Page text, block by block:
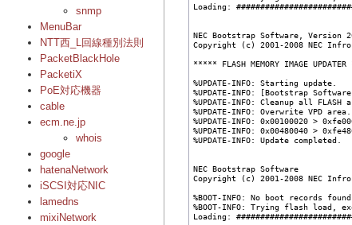
snmp
MenuBar
NTT西_L回線種別法則
PacketBlackHole
PacketiX
PoE対応機器
cable
ecm.ne.jp
whois
google
hatenaNetwork
iSCSI対応NIC
lamedns
mixiNetwork
Loading:
NEC Bootstrap Software, Version
Copyright (c) 2001-2008 NEC
***** FLASH MEMORY IMAGE
%UPDATE-INFO: Starting update.
%UPDATE-INFO: [Bootstrap
%UPDATE-INFO: Cleanup all
%UPDATE-INFO: Overwrite VPD area.
%UPDATE-INFO: 0x00100020 >
%UPDATE-INFO: 0x00480040 >
%UPDATE-INFO: Update completed.
NEC Bootstrap Software
Copyright (c) 2001-2008 NEC
%BOOT-INFO: No boot records
%BOOT-INFO: Trying flash load,
Loading: